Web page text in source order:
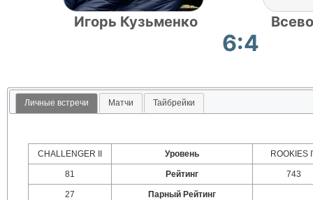
Игорь Кузьменко
6:4
Личные встречи Матчи Тайбрейки
CHALLENGER II Уровень ROOKIES
81 Рейтинг 743
27 Парный Рейтинг